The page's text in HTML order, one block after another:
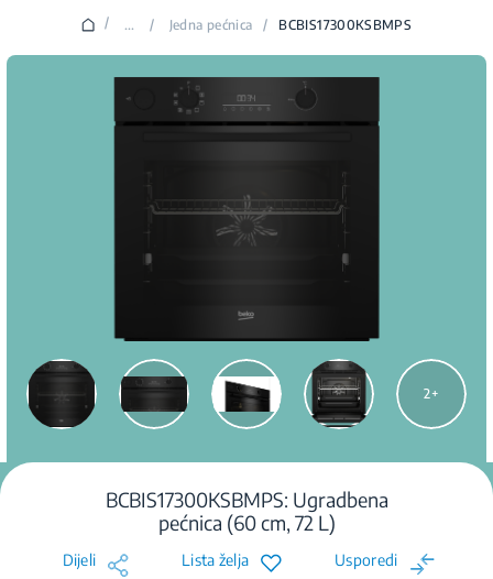
/ ... / Jedna pećnica / BCBIS17300KSBMPS
2
BCBIS17300KSBMPS: Ugradbena
pećnica (60 cm, 72 L)
Dijeli Lista želja Usporedi